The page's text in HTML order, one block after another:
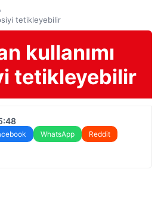
›
tetikleyebilir
kullanımı
tetikleyebilir
WhatsApp
Reddit